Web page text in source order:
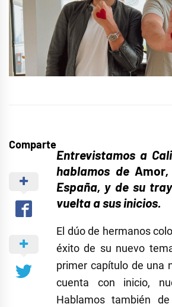
Comparte
Entrevistamos a
hablamos de Amor
España, y de su
vuelta a sus inicios.
El dúo de hermanos
éxito de su nuevo
primer capítulo de una
cuenta con inicio,
Hablamos también